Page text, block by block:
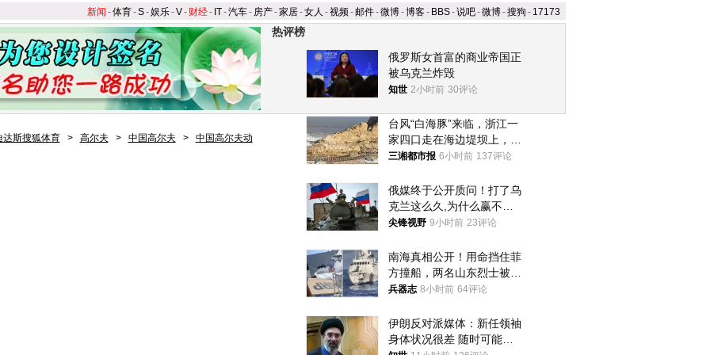
新闻 -体育-S-娱乐-V- 财经- IT-汽车- 房产-家居-女人 -视频-邮件-微博-博客- BBS-说吧-微博-搜狗 - 17173
热评榜
俄罗斯女首富的商业帝国正
被乌克兰炸毁
知世 2小时前 30评论
台风“白海豚”来临，浙江一
家四口走在海边堤坝上，其
中9岁男孩被巨浪卷入海
三湘都市报 6小时前 137评论
俄媒终于公开质问！打了乌
克兰这么久,为什么赢不了?
答案令人沉默
尖锋视野 9小时前 23评论
南海真相公开！用命挡住菲
方撞船，两名山东烈士被授
武警最高荣誉
兵器志 8小时前 64评论
伊朗反对派媒体：新任领袖
身体状况很差 随时可能离
达斯搜狐体育 > 高尔夫 > 中国高尔夫 > 中国高尔夫动